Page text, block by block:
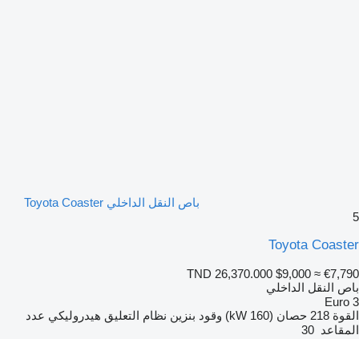
باص النقل الداخلي Toyota Coaster
5
Toyota Coaster
TND 26,370.000 $9,000 ≈ €7,790
باص النقل الداخلي
Euro 3
القوة 218 حصان (160 kW) وقود بنزين نظام التعليق هيدروليكي عدد
المقاعد 30